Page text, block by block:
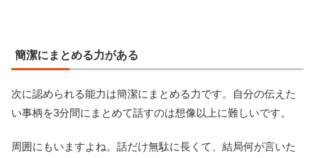
簡潔にまとめる力がある
次に認められる能力は簡潔にまとめる力です。自分の伝えた
い事柄を3分間にまとめて話すのは想像以上に難しいです。
周囲にもいますよね。話だけ無駄に長くて、結局何が言いた